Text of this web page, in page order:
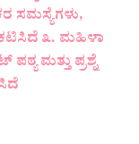
ಸಮಸ್ಯೆಗಳು,
೩. ಮಹಿಳಾ
ಮತ್ತು ಪ್ರಶ್ನೆ